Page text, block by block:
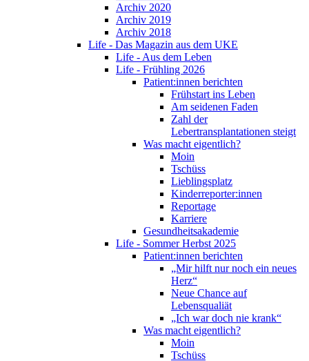
Archiv 2020
Archiv 2019
Archiv 2018
Life - Das Magazin aus dem UKE
Life - Aus dem Leben
Life - Frühling 2026
Patient:innen berichten
Frühstart ins Leben
Am seidenen Faden
Zahl der
Lebertransplantationen steigt
Was macht eigentlich?
Moin
Tschüss
Lieblingsplatz
Kinderreporter:innen
Reportage
Karriere
Gesundheitsakademie
Life - Sommer Herbst 2025
Patient:innen berichten
„Mir hilft nur noch ein neues
Herz“
Neue Chance auf
Lebensqualiät
„Ich war doch nie krank“
Was macht eigentlich?
Moin
Tschüss